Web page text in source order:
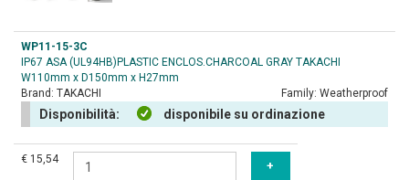
WP11-15-3C
IP67 ASA (UL94HB)PLASTIC ENCLOS.CHARCOAL GRAY TAKACHI
W110mm x D150mm x H27mm
Brand: TAKACHI Family: Weatherproof
Disponibilità: disponibile su ordinazione
€ 15,54